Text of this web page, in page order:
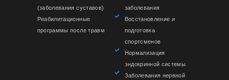
(заболевания суставов)
Реабилитационные
программы после травм
заболевания
Восстановление и
подготовка
спортсменов
Нормализация
эндокринной системы
Заболевания нервной